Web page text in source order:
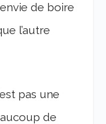
de boire
l’autre
pas une
de